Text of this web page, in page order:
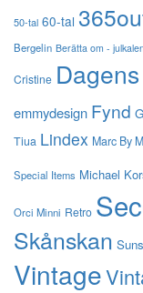
50-tal 60-tal
Bergelin Berätta om -
Cristine
emmydesign Fynd
Tiua Lindex Marc By
Special Items Michael
Orci Minni Retro
Skånskan
Vintage